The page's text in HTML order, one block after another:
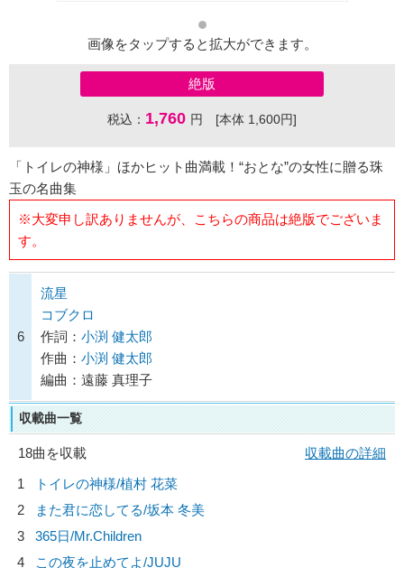
画像をタップすると拡大ができます。
絶版
税込： 1,760 円 [本体 1,600円]
「トイレの神様」ほかヒット曲満載！“おとな”の女性に贈る珠
玉の名曲集
※大変申し訳ありませんが、こちらの商品は絶版でございま
す。
6
流星
コブクロ
作詞： 小渕 健太郎
作曲： 小渕 健太郎
編曲：遠藤 真理子
収載曲一覧
18曲を収載
収載曲の詳細
1
トイレの神様/植村 花菜
2
また君に恋してる/坂本 冬美
3
365日/Mr.Children
4
この夜を止めてよ/JUJU